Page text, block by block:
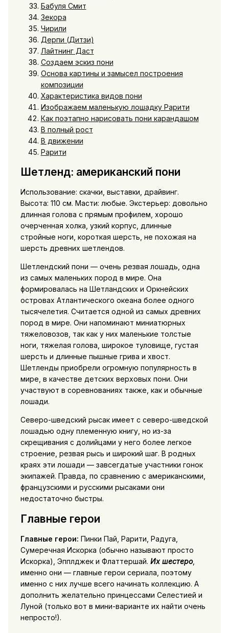
Бабуля Смит
Зекора
Чирили
Дерпи (Дитзи)
Лайтнинг Даст
Создаем эскиз пони
Основа картины и замысел построения
композиции
Характеристика видов пони
Изображаем маленькую лошадку Рарити
Как поэтапно нарисовать пони карандашом
В полный рост
В движении
Рарити
Шетленд: американский пони
Использование: скачки, выставки, драйвинг.
Высота: 110 см. Масти: любые. Экстерьер: довольно
длинная голова с прямым профилем, хорошо
очерченная холка, узкий корпус, длинные
стройные ноги, короткая шерсть, не похожая на
шерсть древних шетлендов.
Шетлендский пони — очень резвая лошадь, одна
из самых маленьких пород в мире. Она
формировалась на Шетландских и Оркнейских
островах Атлантического океана более одного
тысячелетия. Считается одной из самых древних
пород в мире. Они напоминают миниатюрных
тяжеловозов, так как у них маленькие толстые
ноги, тяжелая голова, широкое туловище, густая
шерсть и длинные пышные грива и хвост.
Шетленды приобрели огромную популярность в
мире, в качестве детских верховых пони. Они
участвуют в соревнованиях также, как и обычные
лошади.
Северо-шведский рысак имеет с северо-шведской
лошадью одну племенную книгу, но из-за
скрещивания с долийцами у него более легкое
строение, резвая рысь и широкий шаг. В родных
краях эти лошади — завсегдатые участники гонок
экипажей. Правда, по сравнению с американскими,
французскими и русскими рысаками они
недостаточно быстры.
Главные герои
Главные герои: Пинки Пай, Рарити, Радуга,
Сумеречная Искорка (обычно называют просто
Искорка), Эпплджек и Флаттершай. Их шестеро,
именно они — главные герои сериала, поэтому
именно с них лучше всего начинать коллекцию. А
дополнить желательно принцессами Селестией и
Луной (только вот в мини-варианте их найти очень
непросто!).